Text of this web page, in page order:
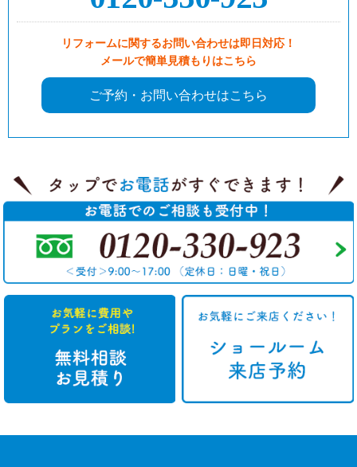
リフォームに関するお問い合わせは即日対応！
メールで簡単見積もりはこちら
ご予約・お問い合わせはこちら